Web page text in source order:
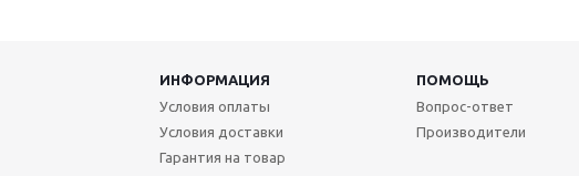
ИНФОРМАЦИЯ
ПОМОЩЬ
Условия оплаты
Условия доставки
Гарантия на товар
Вопрос-ответ
Производители